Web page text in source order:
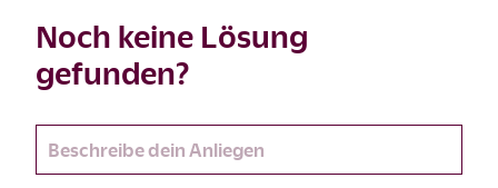
Noch keine Lösung
gefunden?